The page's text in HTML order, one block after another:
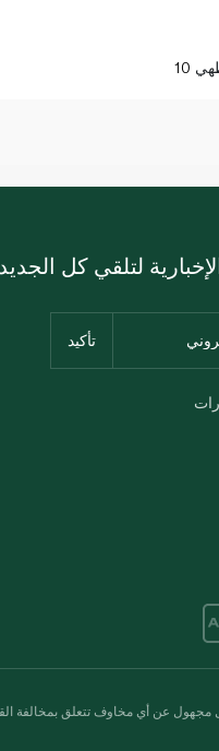
لتلقي كل
مجهول عن أي مخاوف تتعلق بمخالفة